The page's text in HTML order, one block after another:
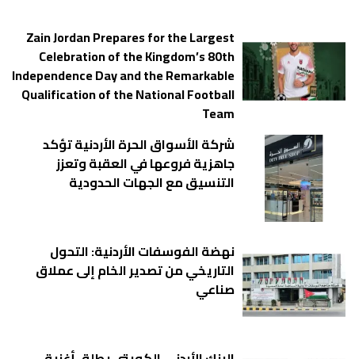
Zain Jordan Prepares for the Largest
Celebration of the Kingdom’s 80th
Independence Day and the Remarkable
Qualification of the National Football
Team
شركة الأسواق الحرة الأردنية تؤكد
جاهزية فروعها في العقبة وتعزز
التنسيق مع الجهات الحدودية
نهضة الفوسفات الأردنية: التحول
التاريخي من تصدير الخام إلى عملاق
صناعي